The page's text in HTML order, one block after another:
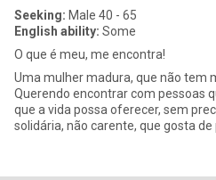
Seeking: Male 40 - 65
English ability: Some
O que é meu, me encontra!
Uma mulher madura, que não tem
Querendo encontrar com pessoas
que a vida possa oferecer, sem
solidária, não carente, que gosta